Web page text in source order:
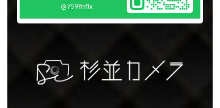
@759fnflx